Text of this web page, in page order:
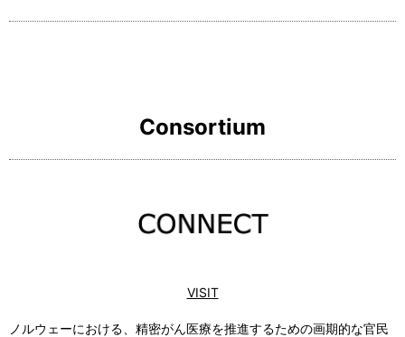
Consortium
ノルウェーにおける、精密がん医療を推進するための画期的な官民
VISIT